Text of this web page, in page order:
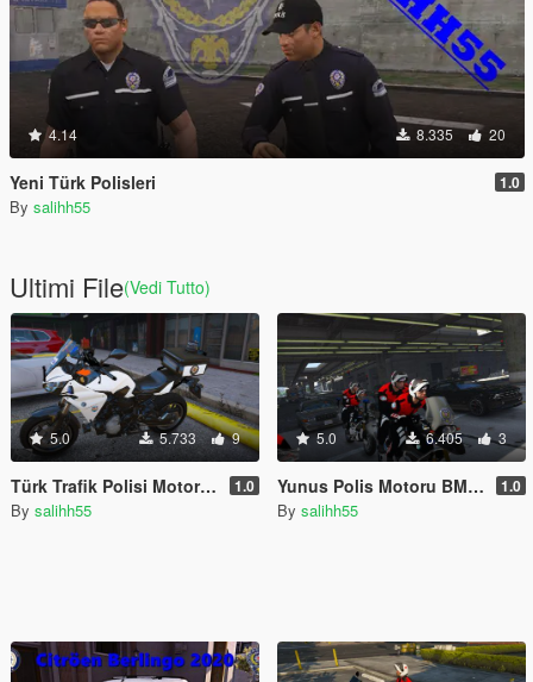
4.14 8.335 20
Yeni Türk Polisleri 1.0
By salihh55
Ultimi File(Vedi Tutto)
5.0 5.733 9
Türk Trafik Polisi Motoru (ŞAHİN) Yamaha 1.0
By salihh55
5.0 6.405 3
Yunus Polis Motoru BMW GS R 1200 1.0
By salihh55